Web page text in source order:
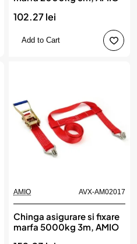
102.27 lei
Add to Cart
AMIO AVX-AM02017
Chinga asigurare si fixare
marfa 5000kg 3m, AMIO